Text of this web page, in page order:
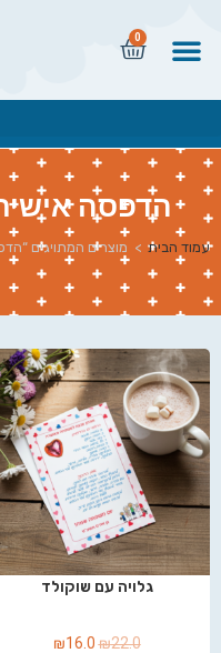
0
הדפסה
עמוד הבית > מוצרים המתויגים
גלויה עם שוקולד
₪22.0
₪16.0